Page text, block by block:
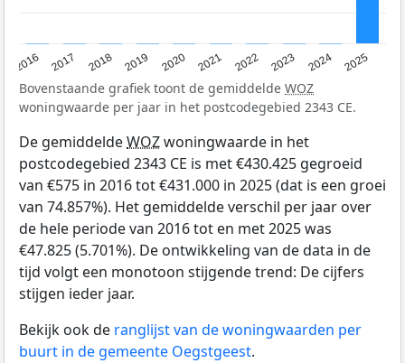
2016 2017 2018 2019 2020 2021 2022 2023 2024 2025
Bovenstaande grafiek toont de gemiddelde WOZ
woningwaarde per jaar in het postcodegebied 2343 CE.
De gemiddeldeWOZwoningwaarde in het
postcodegebied 2343 CE is met €430.425 gegroeid
van €575 in 2016 tot €431.000 in 2025 (dat is een groei
van 74.857%). Het gemiddelde verschil per jaar over
de hele periode van 2016 tot en met 2025 was
€47.825 (5.701%). De ontwikkeling van de data in de
tijd volgt een monotoon stijgende trend: De cijfers
stijgen ieder jaar.
Bekijk ook de ranglijst van de woningwaarden per
buurt in de gemeente Oegstgeest.